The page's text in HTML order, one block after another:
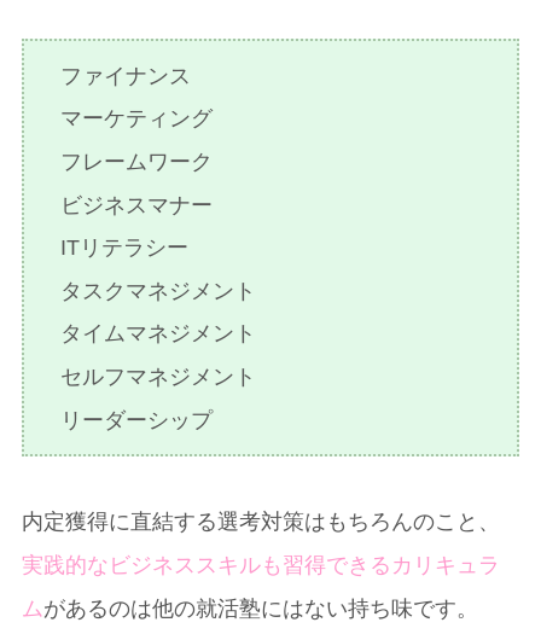
ファイナンス
マーケティング
フレームワーク
ビジネスマナー
ITリテラシー
タスクマネジメント
タイムマネジメント
セルフマネジメント
リーダーシップ
内定獲得に直結する選考対策はもちろんのこと、
実践的なビジネススキルも習得できるカリキュラ
ムがあるのは他の就活塾にはない持ち味です。